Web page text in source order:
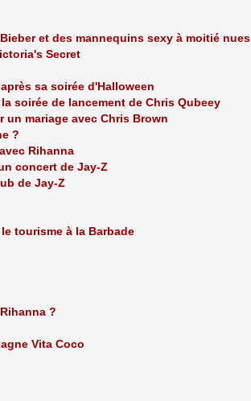
et des mannequins sexy à moitié nues
Secret
sa soirée d'Halloween
soirée de lancement de Chris Qubeey
un mariage avec Chris Brown
?
Rihanna
concert de Jay-Z
de Jay-Z
tourisme à la Barbade
?
Vita Coco